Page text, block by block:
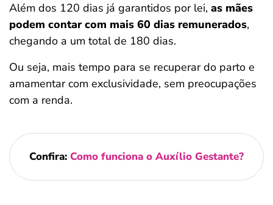
Além dos 120 dias já garantidos por lei, as mães
podem contar com mais 60 dias remunerados,
chegando a um total de 180 dias.
Ou seja, mais tempo para se recuperar do parto e
amamentar com exclusividade, sem preocupações
com a renda.
Confira: Como funciona o Auxílio Gestante?